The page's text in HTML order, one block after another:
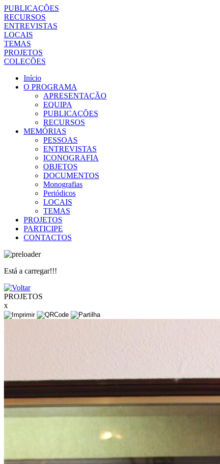
PUBLICAÇÕES
RECURSOS
ENTREVISTAS
LOCAIS
TEMAS
PROJETOS
COLEÇÕES
Início
O PROGRAMA
APRESENTAÇÃO
EQUIPA
PUBLICAÇÕES
RECURSOS
MEMÓRIAS
PESSOAS
ENTREVISTAS
ICONOGRAFIA
OBJETOS
DOCUMENTOS
Monografias
Periódicos
LOCAIS
TEMAS
PROJETOS
PARTICIPE
CONTACTOS
Está a carregar!!!
PROJETOS
x